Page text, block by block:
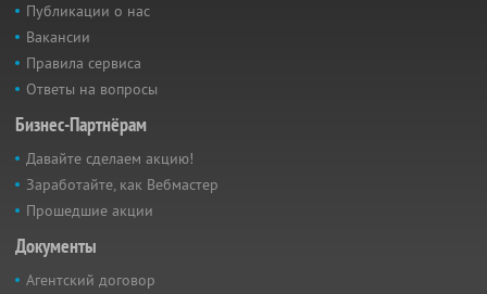
Публикации о нас
Вакансии
Правила сервиса
Ответы на вопросы
Бизнес-Партнёрам
Давайте сделаем акцию!
Заработайте, как Вебмастер
Прошедшие акции
Документы
Агентский договор